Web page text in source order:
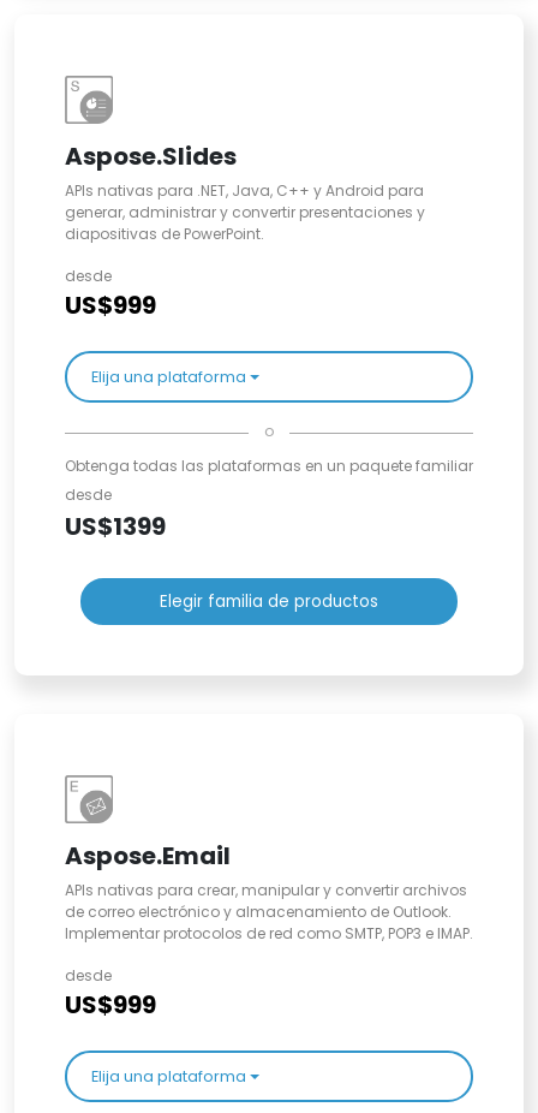
Aspose.Slides
APIs nativas para .NET, Java, C++ y Android para
generar, administrar y convertir presentaciones y
diapositivas de PowerPoint.
desde
US$999
Elija una plataforma
o
Obtenga todas las plataformas en un paquete familiar
desde
US$1399
Elegir familia de productos
Aspose.Email
APIs nativas para crear, manipular y convertir archivos
de correo electrónico y almacenamiento de Outlook.
Implementar protocolos de red como SMTP, POP3 e IMAP.
desde
US$999
Elija una plataforma